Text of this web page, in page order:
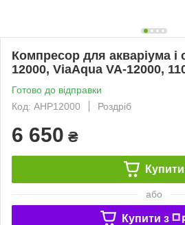
Компресор для акваріума і
12000, ViaAqua VA-12000,
Готово до відправки
Код: AHP12000
Роздріб
6 650 ₴
Купити
або
Купити з